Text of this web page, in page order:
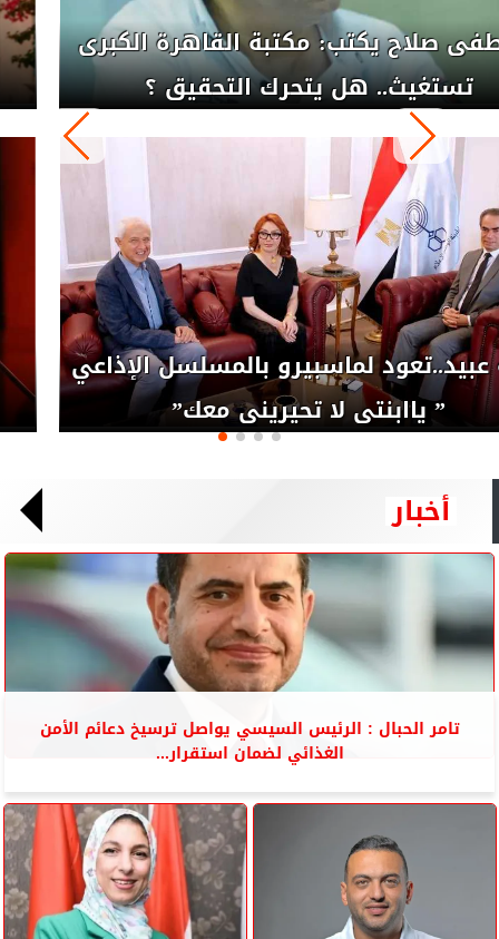
شيماء الشايب..تطرح أغنية ”خدلك جنب”
بالتعاون مع ريتشارد الحاج
رحلة غنائية عاليمة ل نيفين علوبة
..وأصدقاؤها فى صيف الأوبرا 2026
أخبار
تامر الحبال : الرئيس السيسي يواصل ترسيخ دعائم الأمن
الغذائي لضمان استقرار...